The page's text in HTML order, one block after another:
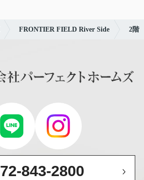
FRONTIER FIELD River Side 2階
843-2800